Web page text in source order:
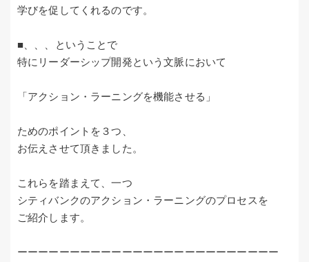
学びを促してくれるのです。
■、、、ということで
特にリーダーシップ開発という文脈において
「アクション・ラーニングを機能させる」
ためのポイントを３つ、
お伝えさせて頂きました。
これらを踏まえて、一つ
シティバンクのアクション・ラーニングのプロセスを
ご紹介します。
ーーーーーーーーーーーーーーーーーーーーーーーーー